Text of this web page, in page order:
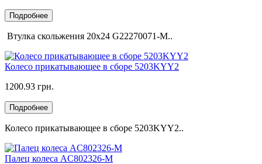
Подробнее
Втулка скольжения 20х24 G22270071-M..
Колесо прикатывающее в сборе 5203KYY2
1200.93 грн.
Подробнее
Колесо прикатывающее в сборе 5203KYY2..
Палец колеса AC802326-M